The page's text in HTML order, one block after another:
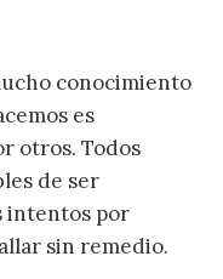
conocimiento
es
otros. Todos
de ser
intentos por
sin remedio.